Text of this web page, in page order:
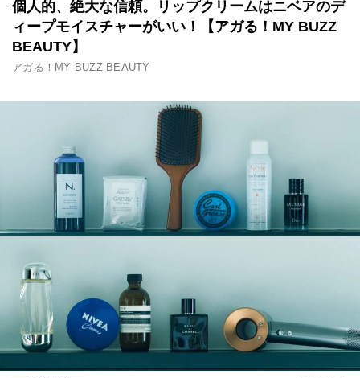
個人的、絶大な信頼。リップクリームはニベアのデ
ィープモイスチャーがいい！【アガる！MY BUZZ
BEAUTY】
アガる！MY BUZZ BEAUTY